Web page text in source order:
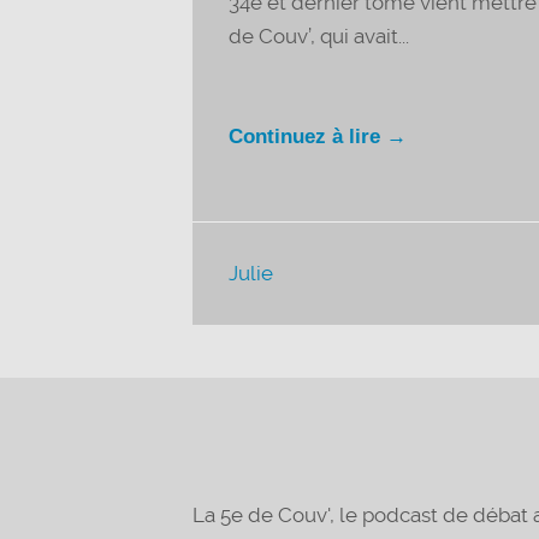
de Couv’, qui avait...
Continuez à lire →
Julie
La 5e de Couv', le podcast de